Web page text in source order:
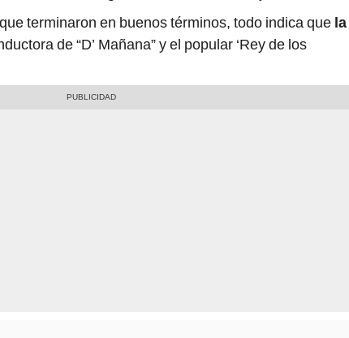
terminaron en buenos términos, todo indica que
de “D’ Mañana” y el popular ‘Rey de los